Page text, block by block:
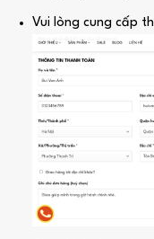
Vui lòng cung cấp